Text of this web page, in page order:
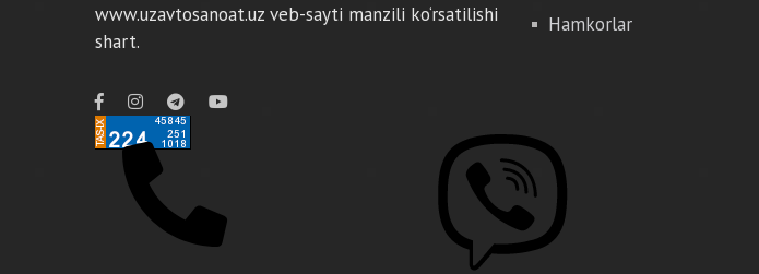
www.uzavtosanoat.uz veb-sayti manzili ko‘rsatilishi
shart.
Hamkorlar